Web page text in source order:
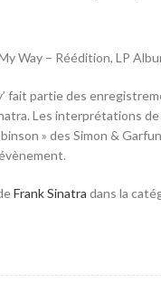
Way – Réédition, LP
fait partie des
Les interprétations de
» des Simon &
Frank Sinatra dans la